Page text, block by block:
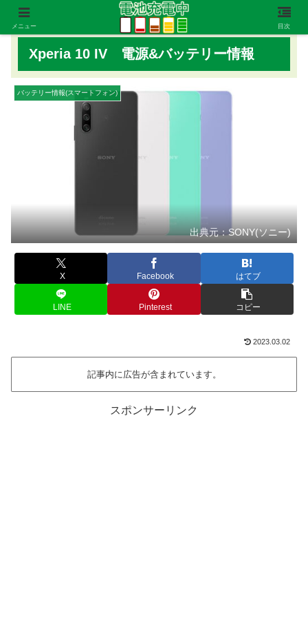
Xperia 10 IV 電源&バッテリー情報
バッテリー情報(スマートフォン)
出典元：SONY(ソニー)
X Facebook はてブ
LINE Pinterest コピー
2023.03.02
記事内に広告が含まれています。
スポンサーリンク
メニュー 目次